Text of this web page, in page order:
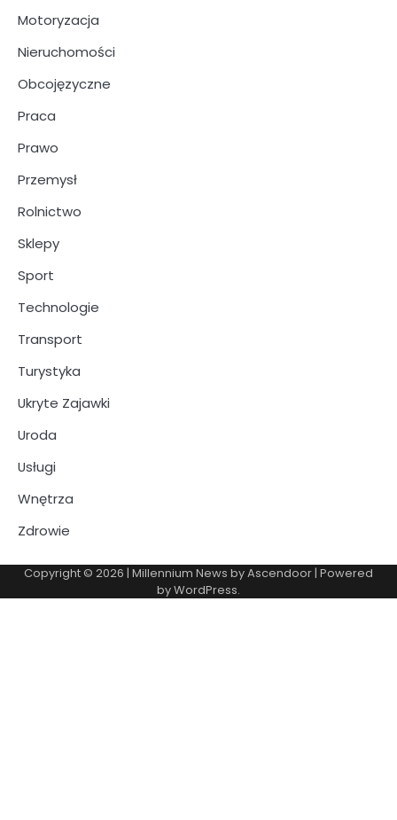
Motoryzacja
Nieruchomości
Obcojęzyczne
Praca
Prawo
Przemysł
Rolnictwo
Sklepy
Sport
Technologie
Transport
Turystyka
Ukryte Zajawki
Uroda
Usługi
Wnętrza
Zdrowie
Copyright © 2026 | Millennium News byAscendoor | Powered
byWordPress.